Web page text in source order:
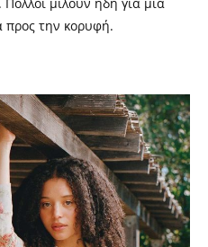
μιλούν ήδη για μια
προς την κορυφή.